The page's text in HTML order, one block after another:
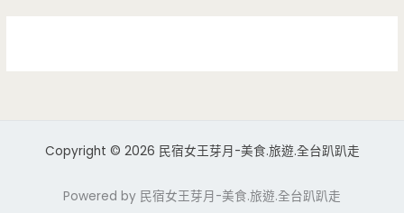
Copyright © 2026 民宿女王芽月-美食.旅遊.全台趴趴走
Powered by 民宿女王芽月-美食.旅遊.全台趴趴走